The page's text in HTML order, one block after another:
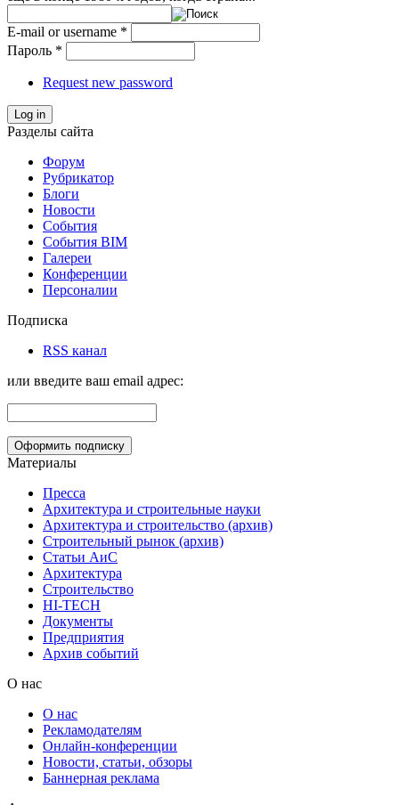
E-mail or username *
Пароль *
Request new password
Log in
Разделы сайта
Форум
Рубрикатор
Блоги
Новости
События
События BIM
Галереи
Конференции
Персоналии
Подписка
RSS канал
или введите ваш email адрес:
Материалы
Пресса
Архитектура и строительные науки
Архитектура и строительство (архив)
Строительный рынок (архив)
Статьи АиС
Архитектура
Строительство
HI-TECH
Документы
Предприятия
Архив событий
О нас
О нас
Рекламодателям
Онлайн-конференции
Новости, статьи, обзоры
Баннерная реклама